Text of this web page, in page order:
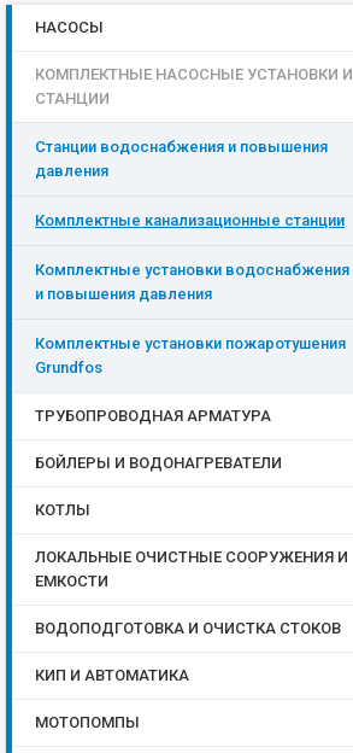
НАСОСЫ
КОМПЛЕКТНЫЕ НАСОСНЫЕ УСТАНОВКИ И
СТАНЦИИ
Станции водоснабжения и повышения
давления
Комплектные канализационные станции
Комплектные установки водоснабжения
и повышения давления
Комплектные установки пожаротушения
Grundfos
ТРУБОПРОВОДНАЯ АРМАТУРА
БОЙЛЕРЫ И ВОДОНАГРЕВАТЕЛИ
КОТЛЫ
ЛОКАЛЬНЫЕ ОЧИСТНЫЕ СООРУЖЕНИЯ И
ЕМКОСТИ
ВОДОПОДГОТОВКА И ОЧИСТКА СТОКОВ
КИП И АВТОМАТИКА
МОТОПОМПЫ